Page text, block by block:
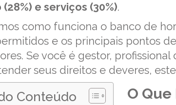
e serviços (30%).
como funciona o banco de
e os principais pontos
Se você é gestor,
seus direitos e deveres,
Conteúdo O Que